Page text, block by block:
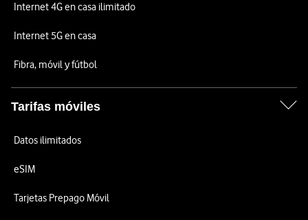
Internet 4G en casa ilimitado
Internet 5G en casa
Fibra, móvil y fútbol
Tarifas móviles
Datos ilimitados
eSIM
Tarjetas Prepago Móvil